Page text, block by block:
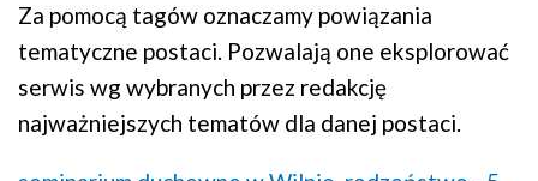
Za pomocą tagów oznaczamy powiązania
tematyczne postaci. Pozwalają one eksplorować
serwis wg wybranych przez redakcję
najważniejszych tematów dla danej postaci.